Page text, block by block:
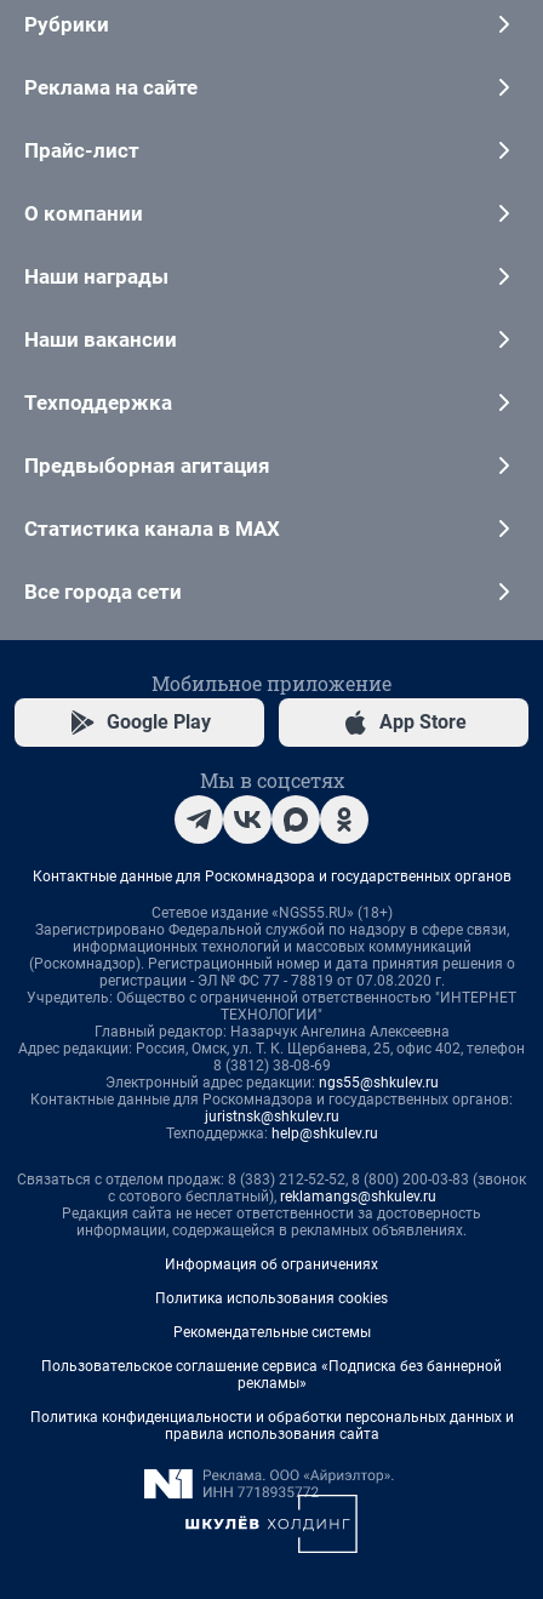
Рубрики
Реклама на сайте
Прайс-лист
О компании
Наши награды
Наши вакансии
Техподдержка
Предвыборная агитация
Статистика канала в MAX
Все города сети
Мобильное приложение
Google Play App Store
Мы в соцсетях
Контактные данные для Роскомнадзора и государственных органов
Сетевое издание «NGS55.RU» (18+)
Зарегистрировано Федеральной службой по надзору в сфере связи,
информационных технологий и массовых коммуникаций
(Роскомнадзор). Регистрационный номер и дата принятия решения о
регистрации - ЭЛ № ФС 77 - 78819 от 07.08.2020 г.
Учредитель: Общество с ограниченной ответственностью "ИНТЕРНЕТ
ТЕХНОЛОГИИ"
Главный редактор: Назарчук Ангелина Алексеевна
Адрес редакции: Россия, Омск, ул. Т. К. Щербанева, 25, офис 402, телефон
8 (3812) 38-08-69
Электронный адрес редакции: ngs55@shkulev.ru
Контактные данные для Роскомнадзора и государственных органов:
juristnsk@shkulev.ru
Техподдержка: help@shkulev.ru
Связаться с отделом продаж: 8 (383) 212-52-52, 8 (800) 200-03-83 (звонок
с сотового бесплатный), reklamangs@shkulev.ru
Редакция сайта не несет ответственности за достоверность
информации, содержащейся в рекламных объявлениях.
Информация об ограничениях
Политика использования cookies
Рекомендательные системы
Пользовательское соглашение сервиса «Подписка без баннерной
рекламы»
Политика конфиденциальности и обработки персональных данных и
правила использования сайта